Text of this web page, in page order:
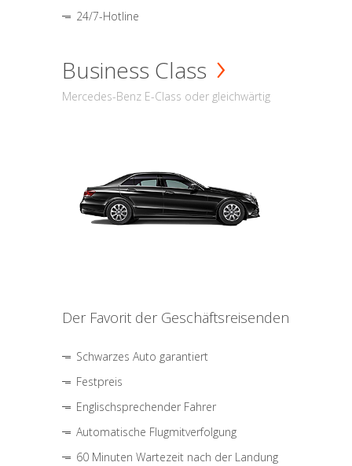
24/7-Hotline
Business Class
Mercedes-Benz E-Class oder gleichwärtig
Der Favorit der Geschäftsreisenden
Schwarzes Auto garantiert
Festpreis
Englischsprechender Fahrer
Automatische Flugmitverfolgung
60 Minuten Wartezeit nach der Landung